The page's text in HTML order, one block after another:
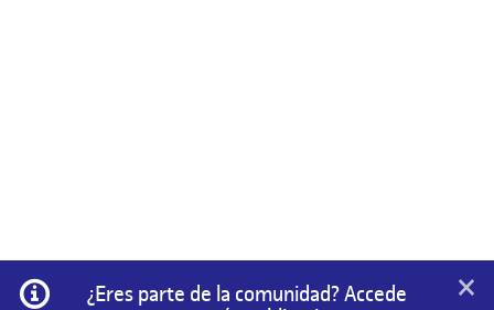
Información
¿Eres parte de la comunidad? Accede
×